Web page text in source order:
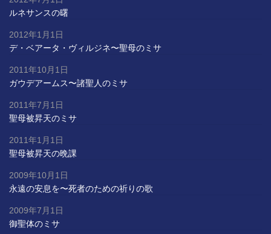
ルネサンスの曙
デ・ベアータ・ヴィルジネ〜聖母のミサ
2012年1月1日
ガウデアームス〜諸聖人のミサ
2011年10月1日
聖母被昇天のミサ
2011年7月1日
聖母被昇天の晩課
2011年1月1日
永遠の安息を〜死者のための祈りの歌
2009年10月1日
御聖体のミサ
2009年7月1日